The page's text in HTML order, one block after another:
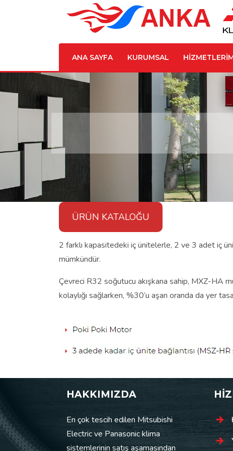
ANA SAYFA KURUMSAL
ÜRÜN KATALOĞU
2 farklı kapasitedeki iç ünitelerle, 2 ve 3 adet iç
mümkündür.
Çevreci R32 soğutucu akışkana sahip, MXZ-HA
kolaylığı sağlarken, %30’u aşan oranda da yer
HAKKIMIZDA
En çok tescih edilen Mitsubishi
Electric ve Panasonic klima
sistemlerinin satış aşamasından